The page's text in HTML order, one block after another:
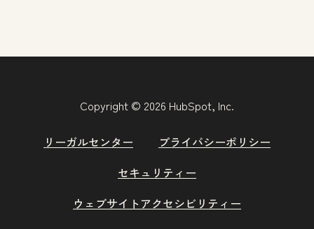
Copyright © 2026 HubSpot, Inc.
リーガルセンター
プライバシーポリシー
セキュリティー
ウェブサイトアクセシビリティー